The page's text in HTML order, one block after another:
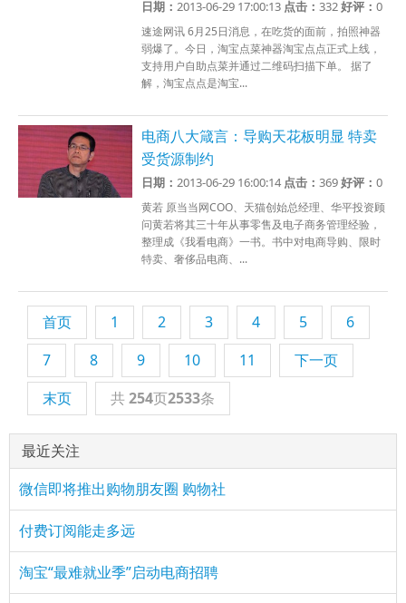
日期：2013-06-29 17:00:13 点击：332好评：0
速途网讯 6月25日消息，在吃货的面前，拍照神器
弱爆了。今日，淘宝点菜神器淘宝点点正式上线，
支持用户自助点菜并通过二维码扫描下单。 据了
解，淘宝点点是淘宝...
电商八大箴言：导购天花板明显 特卖
受货源制约
日期：2013-06-29 16:00:14 点击：369好评：0
黄若 原当当网COO、天猫创始总经理、华平投资顾
问黄若将其三十年从事零售及电子商务管理经验，
整理成《我看电商》一书。书中对电商导购、限时
特卖、奢侈品电商、...
首页 1 2 3 4 5
6
7
8 9 10 11
下一页
末页
共254页2533条
最近关注
微信即将推出购物朋友圈 购物社
付费订阅能走多远
淘宝“最难就业季”启动电商招聘